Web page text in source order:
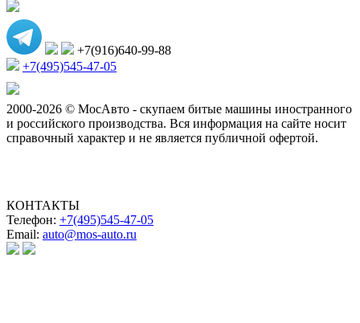
+7(916)640-99-88
+7(495)545-47-05
2000-2026 © МосАвто - скупаем битые машины иностранного
и российского производства. Вся информация на сайте носит
справочный характер и не является публичной офертой.
КОНТАКТЫ
Телефон: +7(495)545-47-05
Email: auto@mos-auto.ru